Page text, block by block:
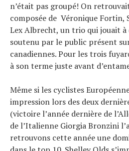
n’était pas groupé! On
composée de Véronique Fortin,
Lex Albrecht, un trio qui jouait à
soutenu par le public présent
canadiennes. Pour les trois
à son terme juste avant
Même si les cyclistes
impression lors des deux
(victoire l’année dernière de
de l’Italienne Giorgia Bronzini
retrouvons cette année une